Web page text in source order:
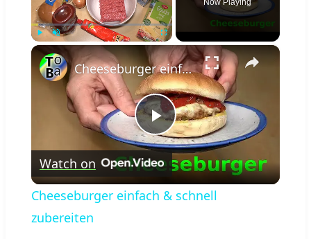
Fullscreen ×
Play
Video
Cheeseburger einfach & schnell zubereiten
Watch on
Cheeseburger einfach & schnell
zubereiten